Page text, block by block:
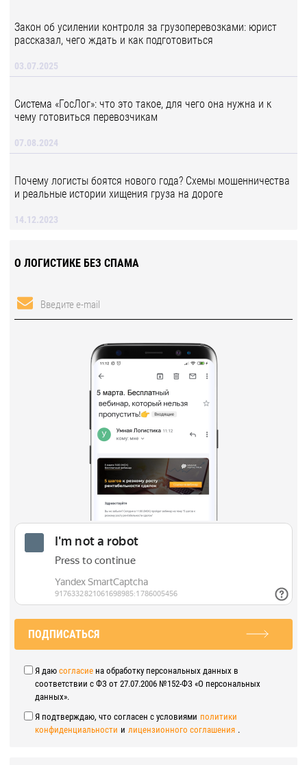
Закон об усилении контроля за грузоперевозками: юрист
рассказал, чего ждать и как подготовиться
03.07.2025
Система «ГосЛог»: что это такое, для чего она нужна и к
чему готовиться перевозчикам
07.08.2024
Почему логисты боятся нового года? Схемы мошенничества
и реальные истории хищения груза на дороге
14.12.2023
О ЛОГИСТИКЕ БЕЗ СПАМА
ПОДПИСАТЬСЯ
Я даю согласие на обработку персональных данных в
соответствии с ФЗ от 27.07.2006 №152-ФЗ «О персональных
данных».
Я подтверждаю, что согласен с условиями политики
конфиденциальности и лицензионного соглашения .